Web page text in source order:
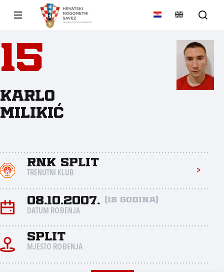
15
Karlo
Milikić
RNK Split
TRENUTNI KLUB
08.10.2007. (18 godina)
DATUM ROĐENJA
Split
MJESTO ROĐENJA